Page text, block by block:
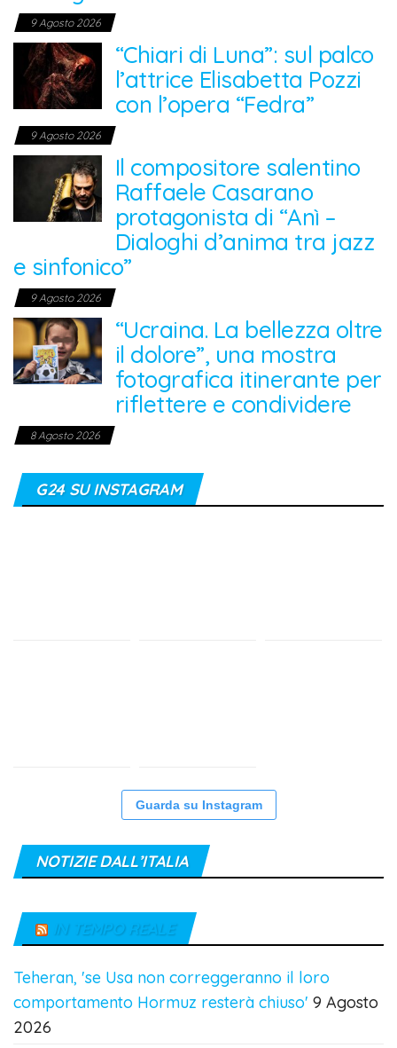
9 Agosto 2026
“Chiari di Luna”: sul palco
l’attrice Elisabetta Pozzi
con l’opera “Fedra”
9 Agosto 2026
Il compositore salentino
Raffaele Casarano
protagonista di “Anì –
Dialoghi d’anima tra jazz
e sinfonico”
9 Agosto 2026
“Ucraina. La bellezza oltre
il dolore”, una mostra
fotografica itinerante per
riflettere e condividere
8 Agosto 2026
G24 SU INSTAGRAM
Guarda su Instagram
NOTIZIE DALL’ITALIA
IN TEMPO REALE
Teheran, 'se Usa non correggeranno il loro
comportamento Hormuz resterà chiuso' 9 Agosto
2026